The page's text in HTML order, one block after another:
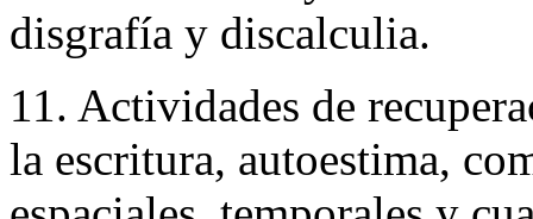
disgrafía y discalculia.
11. Actividades de
la escritura, autoestima,